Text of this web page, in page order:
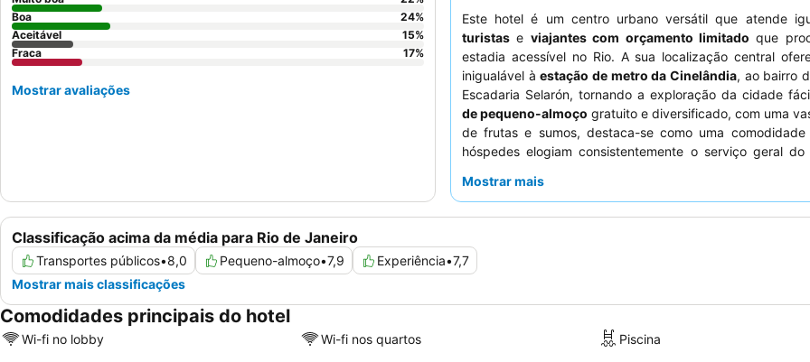
Este hotel é um centro urbano versátil que atende
turistas e viajantes com orçamento limitado que
estadia acessível no Rio. A sua localização central
inigualável àestação de metro da Cinelândia, ao bairro
Escadaria Selarón, tornando a exploração da cidade
de pequeno-almoço gratuito e diversificado, com uma
de frutas e sumos, destaca-se como uma comodidade
hóspedes elogiam consistentemente o serviço geral
mais tranquila, os hóspedes devem solicitar um quarto
Mostrar mais
Classificação acima da média para Rio de Janeiro
Transportes públicos•8,0 Pequeno-almoço•7,9 Experiência•7,7
Mostrar mais classificações
Boa
24%
Aceitável
15%
Fraca
17%
Mostrar avaliações
Comodidades principais do hotel
Wi-fi no lobby Wi-fi nos quartos Piscina